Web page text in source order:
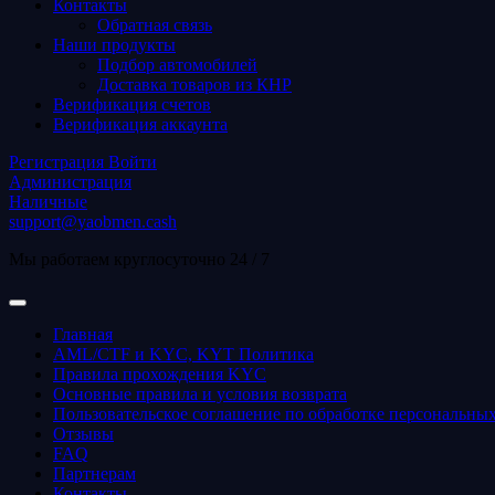
Контакты
Обратная связь
Наши продукты
Подбор автомобилей
Доставка товаров из КНР
Верификация счетов
Верификация аккаунта
Регистрация Войти
Администрация
Наличные
support@yaobmen.cash
Мы работаем круглосуточно 24 / 7
Главная
AML/CTF и KYC, KYT Политика
Правила прохождения KYC
Основные правила и условия возврата
Пользовательское соглашение по обработке
Отзывы
FAQ
Партнерам